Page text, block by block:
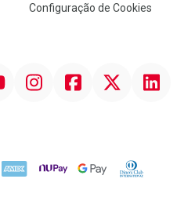
Configuração de Cookies
InstagramFacebookTwitter Linkedin
AMEX NuPay Google PayDiners Club